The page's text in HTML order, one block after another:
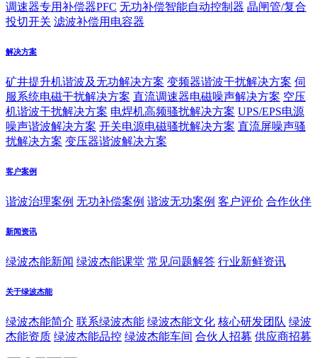
调速器专用补偿器PFC 无功补偿智能自动控制器 晶闸管/复合
投切开关 滤波补偿用电容器
解决方案
矿井提升机谐波及无功解决方案 变频器谐波干扰解决方案 伺
服系统电磁干扰解决方案 直流调速器电磁噪声解决方案 空压
机谐波干扰解决方案 电焊机高频骚扰解决方案 UPS/EPS电源
噪声谐波解决方案 开关电源电磁骚扰解决方案 直流屏噪声骚
扰解决方案 变压器谐波解决方案
客户案例
谐波治理案例 无功补偿案例 谐波无功案例 客户评价 合作伙伴
新闻资讯
绿波杰能新闻 绿波杰能课堂 常见问题解答 行业新鲜资讯
关于绿波杰能
绿波杰能简介 联系绿波杰能 绿波杰能文化 核心研发团队 绿波
杰能资质 绿波杰能品控 绿波杰能车间 合伙人招募 供应商招募